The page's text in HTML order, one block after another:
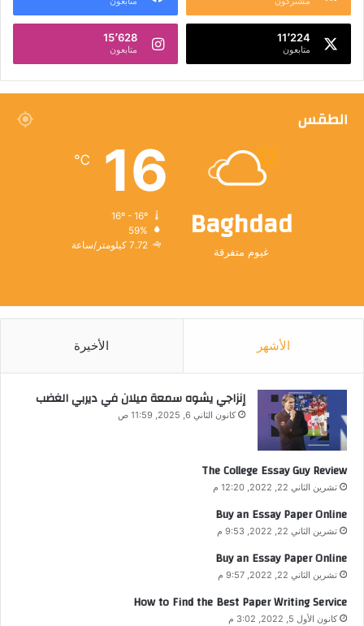
11٬224
متابعون
15٬628
متابعون
الطقس
Baghdad
غيوم متفرقة
16
℃
59%
7.72 كيلومتر/ساعة
الأشهر الأخيرة
إنزاجي يشوه سمعة ميلان في ديربي الغضب
كانون الثاني 6, 2025, 11:59 ص
The College Essay Guy Review
تشرين الثاني 22, 2022, 12:20 م
Buy an Essay Paper Online
تشرين الثاني 22, 2022, 9:53 م
Buy an Essay Paper Online
تشرين الثاني 22, 2022, 9:57 م
How to Find the Best Paper Writing Service
كانون الأول 5, 2022, 3:02 م